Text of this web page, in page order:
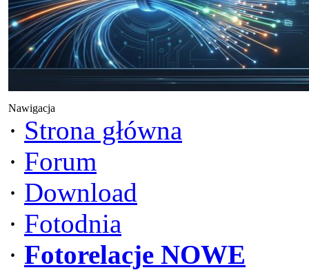
Nawigacja
· Strona główna
· Forum
· Download
· Fotodnia
· Fotorelacje NOWE